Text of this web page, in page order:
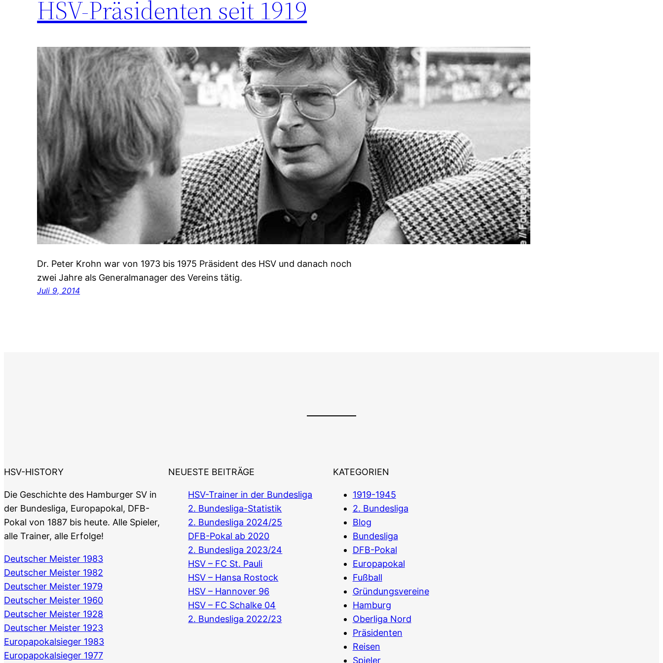
HSV-Präsidenten seit 1919
Dr. Peter Krohn war von 1973 bis 1975 Präsident des HSV und danach noch
zwei Jahre als Generalmanager des Vereins tätig.
Juli 9, 2014
HSV-HISTORY
Die Geschichte des Hamburger SV in
der Bundesliga, Europapokal, DFB-
Pokal von 1887 bis heute. Alle Spieler,
alle Trainer, alle Erfolge!
Deutscher Meister 1983
Deutscher Meister 1982
Deutscher Meister 1979
Deutscher Meister 1960
Deutscher Meister 1928
Deutscher Meister 1923
Europapokalsieger 1983
Europapokalsieger 1977
NEUESTE BEITRÄGE
HSV-Trainer in der Bundesliga
2. Bundesliga-Statistik
2. Bundesliga 2024/25
DFB-Pokal ab 2020
2. Bundesliga 2023/24
HSV – FC St. Pauli
HSV – Hansa Rostock
HSV – Hannover 96
HSV – FC Schalke 04
2. Bundesliga 2022/23
KATEGORIEN
1919-1945
2. Bundesliga
Blog
Bundesliga
DFB-Pokal
Europapokal
Fußball
Gründungsvereine
Hamburg
Oberliga Nord
Präsidenten
Reisen
Spieler